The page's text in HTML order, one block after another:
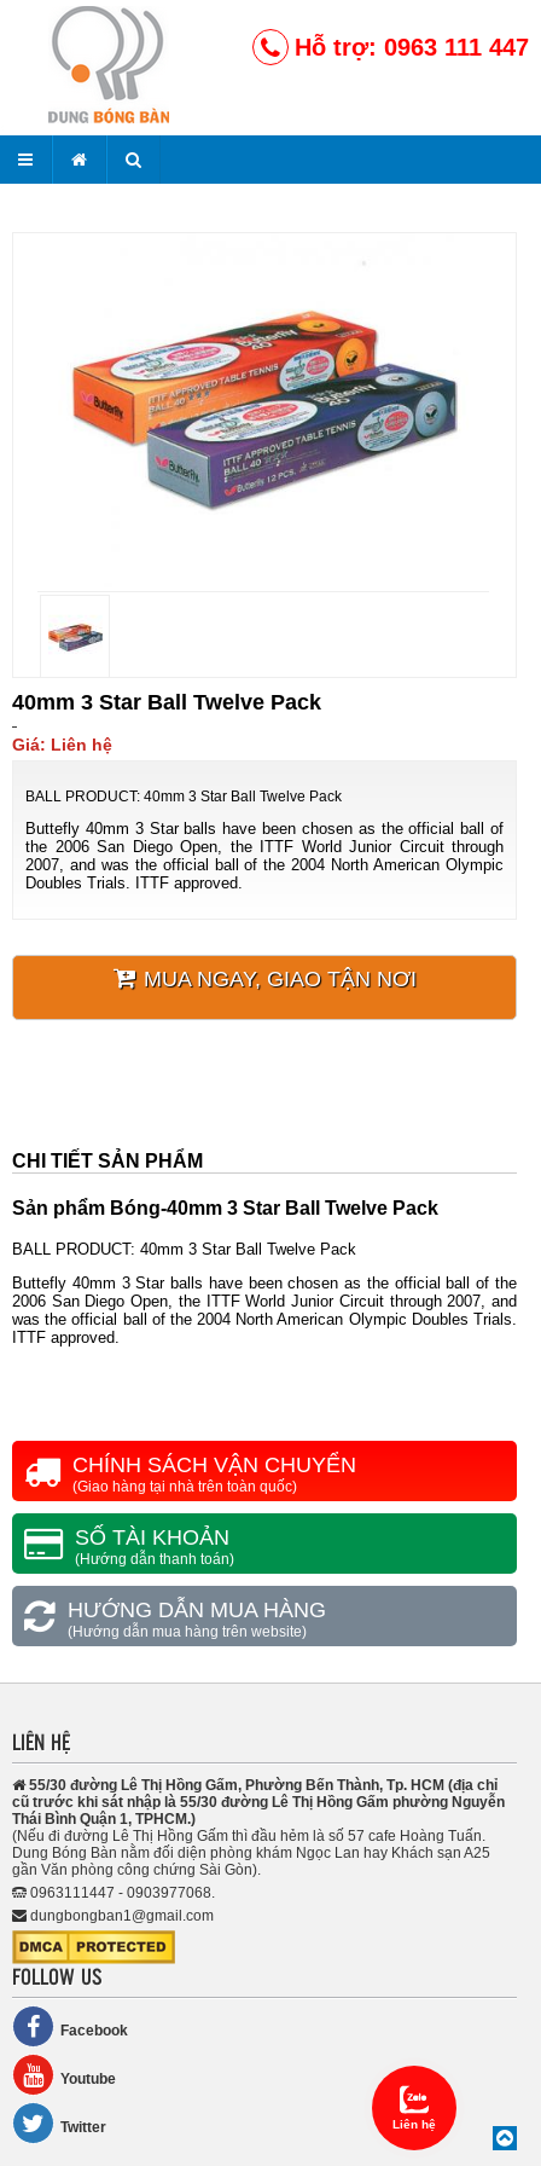
Hỗ trợ: 0963 111 447
40mm 3 Star Ball Twelve Pack
Giá: Liên hệ
BALL PRODUCT: 40mm 3 Star Ball Twelve Pack
Buttefly 40mm 3 Star balls have been chosen as the official ball of
the 2006 San Diego Open, the ITTF World Junior Circuit through
2007, and was the official ball of the 2004 North American Olympic
Doubles Trials. ITTF approved.
MUA NGAY, GIAO TẬN NƠI
CHI TIẾT SẢN PHẨM
Sản phẩm Bóng-40mm 3 Star Ball Twelve Pack
BALL PRODUCT: 40mm 3 Star Ball Twelve Pack
Buttefly 40mm 3 Star balls have been chosen as the official ball of the
2006 San Diego Open, the ITTF World Junior Circuit through 2007, and
was the official ball of the 2004 North American Olympic Doubles Trials.
ITTF approved.
CHÍNH SÁCH VẬN CHUYỂN
(Giao hàng tại nhà trên toàn quốc)
SỐ TÀI KHOẢN
(Hướng dẫn thanh toán)
HƯỚNG DẪN MUA HÀNG
(Hướng dẫn mua hàng trên website)
LIÊN HỆ
55/30 đường Lê Thị Hồng Gấm, Phường Bến Thành, Tp. HCM (địa chỉ
cũ trước khi sát nhập là 55/30 đường Lê Thị Hồng Gấm phường Nguyễn
Thái Bình Quận 1, TPHCM.)
(Nếu đi đường Lê Thị Hồng Gấm thì đầu hẻm là số 57 cafe Hoàng Tuấn.
Dung Bóng Bàn nằm đối diện phòng khám Ngọc Lan hay Khách sạn A25
gần Văn phòng công chứng Sài Gòn).
0963111447 - 0903977068.
dungbongban1@gmail.com
FOLLOW US
Facebook
Youtube
Twitter Liên hệ